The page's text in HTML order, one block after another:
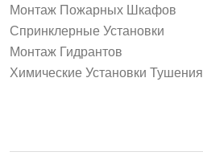
Монтаж Пожарных Шкафов
Спринклерные Установки
Монтаж Гидрантов
Химические Установки Тушения